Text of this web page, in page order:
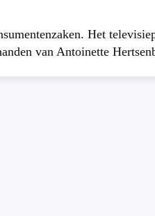
Het
van Antoinette